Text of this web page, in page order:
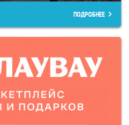
ПОДРОБНЕЕ